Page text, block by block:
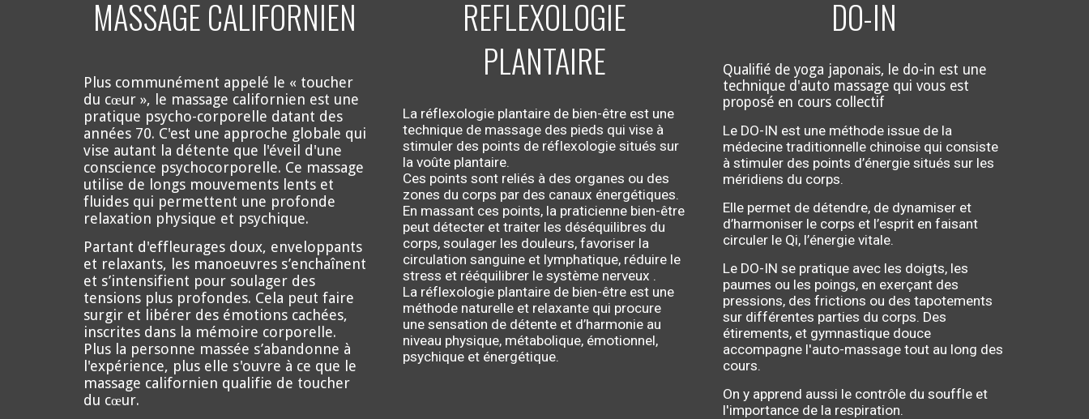
MASSAGE CALIFORNIEN
Plus communément appelé le « toucher
du cœur », le massage californien est une
pratique psycho-corporelle datant des
années 70. C'est une approche globale qui
vise autant la détente que l'éveil d'une
conscience psychocorporelle. Ce massage
utilise de longs mouvements lents et
fluides qui permettent une profonde
relaxation physique et psychique.
Partant d'effleurages doux, enveloppants
et relaxants, les manoeuvres s’enchaînent
et s’intensifient pour soulager des
tensions plus profondes. Cela peut faire
surgir et libérer des émotions cachées,
inscrites dans la mémoire corporelle.
Plus la personne massée s’abandonne à
l'expérience, plus elle s'ouvre à ce que le
massage californien qualifie de toucher
du cœur.
REFLEXOLOGIE
PLANTAIRE
La réflexologie plantaire de bien-être est une
technique de massage des pieds qui vise à
stimuler des points de réflexologie situés sur
la voûte plantaire.
Ces points sont reliés à des organes ou des
zones du corps par des canaux énergétiques.
En massant ces points, la praticienne bien-être
peut détecter et traiter les déséquilibres du
corps, soulager les douleurs, favoriser la
circulation sanguine et lymphatique, réduire le
stress et rééquilibrer le système nerveux .
La réflexologie plantaire de bien-être est une
méthode naturelle et relaxante qui procure
une sensation de détente et d’harmonie au
niveau physique, métabolique, émotionnel,
psychique et énergétique.
DO-IN
Qualifié de yoga japonais, le do-in est une
technique d'auto massage qui vous est
proposé en cours collectif
Le DO-IN est une méthode issue de la
médecine traditionnelle chinoise qui consiste
à stimuler des points d’énergie situés sur les
méridiens du corps.
Elle permet de détendre, de dynamiser et
d’harmoniser le corps et l’esprit en faisant
circuler le Qi, l’énergie vitale.
Le DO-IN se pratique avec les doigts, les
paumes ou les poings, en exerçant des
pressions, des frictions ou des tapotements
sur différentes parties du corps. Des
étirements, et gymnastique douce
accompagne l'auto-massage tout au long des
cours.
On y apprend aussi le contrôle du souffle et
l'importance de la respiration.